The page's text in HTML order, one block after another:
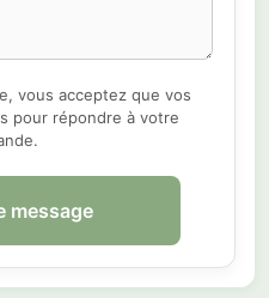
vous acceptez que vos
pour répondre à votre
message